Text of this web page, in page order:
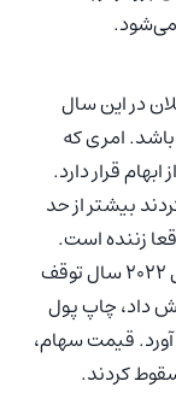
می‌شود.
در این سال
امری که
قرار دارد.
بیشتر از حد
زننده است.
پس از جوش و خروش کاذب در سال 2021، سال 2022 سال توقف
داد، چاپ پول
قیمت سهام،
کردند.